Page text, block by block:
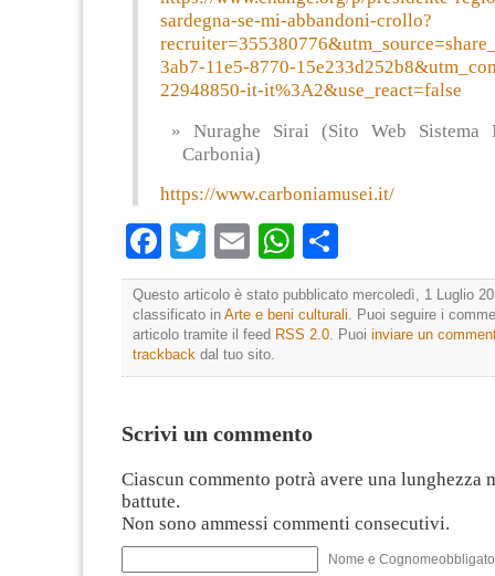
sardegna-se-mi-abbandoni-crollo?
3ab7-11e5-8770-
22948850-it-it%3A2&use_react=false
Nuraghe Sirai (Sito Web Sistema
Carbonia)
https://www.carboniamusei.it/
Facebook
TwitterEmailWhatsApp
Questo articolo è stato pubblicato mercoledì, 1 Luglio
classificato in Arte e beni culturali. Puoi seguire i
articolo tramite il feed RSS 2.0. Puoi inviare un
trackback dal tuo sito.
Scrivi un commento
Ciascun commento potrà avere una lunghezza
battute.
Non sono ammessi commenti consecutivi.
Nome e